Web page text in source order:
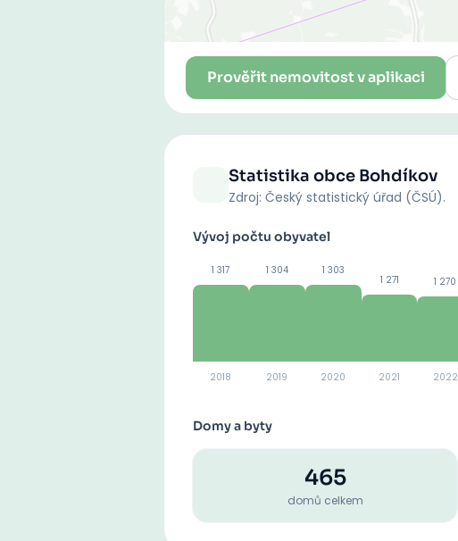
Prověřit nemovitost v aplikaci
Statistika obce Bohdíkov
Zdroj: Český statistický úřad (ČSÚ).
Vývoj počtu obyvatel
1 317
2018
1 304
2019
1 303
2020
1 271
2021
1 270
2022
Domy a byty
465
domů celkem